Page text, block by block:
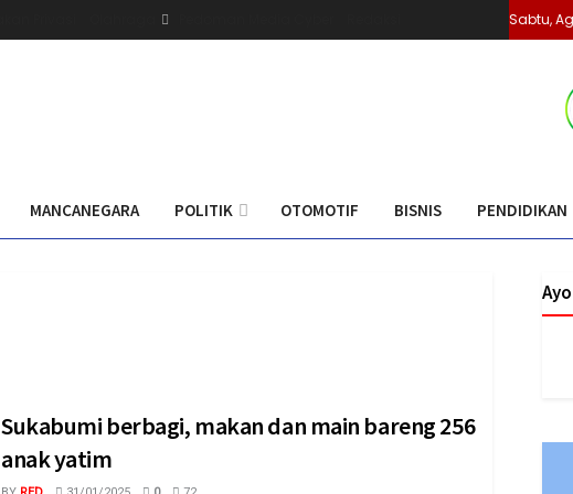
Sabtu,
MANCANEGARA POLITIK OTOMOTIF BISNIS PENDIDIKAN
Sukabumi berbagi, makan dan main bareng 256
anak yatim